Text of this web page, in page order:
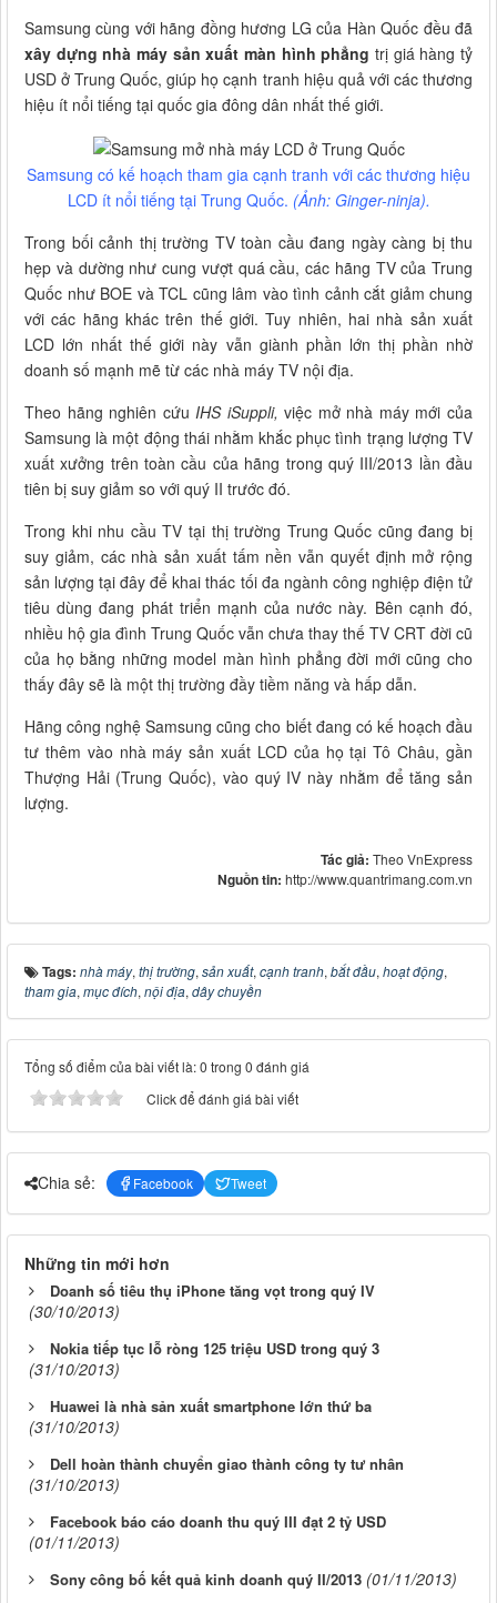
Samsung cùng với hãng đồng hương LG của Hàn Quốc đều đã
xây dựng nhà máy sản xuất màn hình phẳng trị giá hàng tỷ
USD ở Trung Quốc, giúp họ cạnh tranh hiệu quả với các thương
hiệu ít nổi tiếng tại quốc gia đông dân nhất thế giới.
Samsung có kế hoạch tham gia cạnh tranh với các thương hiệu
LCD ít nổi tiếng tại Trung Quốc. (Ảnh: Ginger-ninja).
Trong bối cảnh thị trường TV toàn cầu đang ngày càng bị thu
hẹp và dường như cung vượt quá cầu, các hãng TV của Trung
Quốc như BOE và TCL cũng lâm vào tình cảnh cắt giảm chung
với các hãng khác trên thế giới. Tuy nhiên, hai nhà sản xuất
LCD lớn nhất thế giới này vẫn giành phần lớn thị phần nhờ
doanh số mạnh mẽ từ các nhà máy TV nội địa.
Theo hãng nghiên cứu IHS iSuppli, việc mở nhà máy mới của
Samsung là một động thái nhằm khắc phục tình trạng lượng TV
xuất xưởng trên toàn cầu của hãng trong quý III/2013 lần đầu
tiên bị suy giảm so với quý II trước đó.
Trong khi nhu cầu TV tại thị trường Trung Quốc cũng đang bị
suy giảm, các nhà sản xuất tấm nền vẫn quyết định mở rộng
sản lượng tại đây để khai thác tối đa ngành công nghiệp điện tử
tiêu dùng đang phát triển mạnh của nước này. Bên cạnh đó,
nhiều hộ gia đình Trung Quốc vẫn chưa thay thế TV CRT đời cũ
của họ bằng những model màn hình phẳng đời mới cũng cho
thấy đây sẽ là một thị trường đầy tiềm năng và hấp dẫn.
Hãng công nghệ Samsung cũng cho biết đang có kế hoạch đầu
tư thêm vào nhà máy sản xuất LCD của họ tại Tô Châu, gần
Thượng Hải (Trung Quốc), vào quý IV này nhằm để tăng sản
lượng.
Tác giả: Theo VnExpress
Nguồn tin: http://www.quantrimang.com.vn
Tags: nhà máy, thị trường, sản xuất, cạnh tranh, bắt đầu, hoạt động,
tham gia, mục đích, nội địa, dây chuyền
Tổng số điểm của bài viết là: 0 trong 0 đánh giá
Click để đánh giá bài viết
Chia sẻ: Facebook Tweet
Những tin mới hơn
Doanh số tiêu thụ iPhone tăng vọt trong quý IV
(30/10/2013)
Nokia tiếp tục lỗ ròng 125 triệu USD trong quý 3
(31/10/2013)
Huawei là nhà sản xuất smartphone lớn thứ ba
(31/10/2013)
Dell hoàn thành chuyển giao thành công ty tư nhân
(31/10/2013)
Facebook báo cáo doanh thu quý III đạt 2 tỷ USD
(01/11/2013)
Sony công bố kết quả kinh doanh quý II/2013 (01/11/2013)